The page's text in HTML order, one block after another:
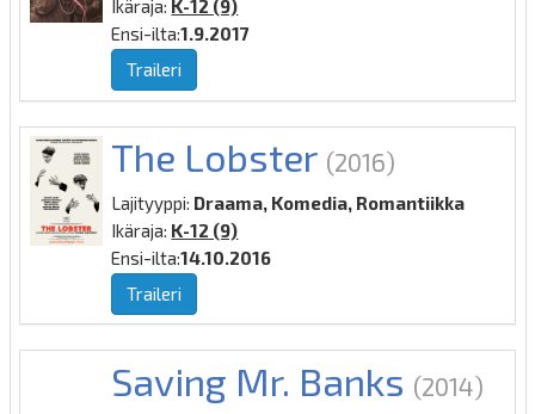
Ikäraja: K-12 (9)
Ensi-ilta:1.9.2017
Traileri
The Lobster (2016)
Lajityyppi: Draama, Komedia, Romantiikka
Ikäraja: K-12 (9)
Ensi-ilta:14.10.2016
Traileri
Saving Mr. Banks (2014)